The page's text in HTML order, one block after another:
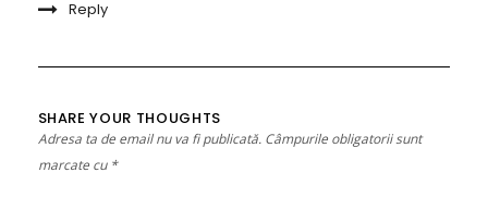
Reply
SHARE YOUR THOUGHTS
Adresa ta de email nu va fi publicată. Câmpurile obligatorii sunt
marcate cu *